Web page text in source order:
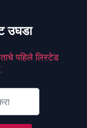
उघडा
पहिले लिस्टेड